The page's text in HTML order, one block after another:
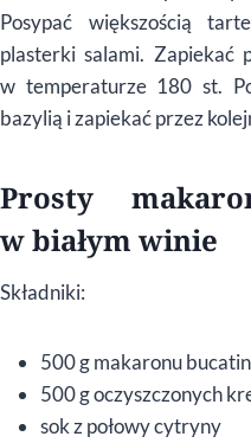
Posypać większością
plasterki salami. Zapiekać
w temperaturze 180 st.
bazylią i zapiekać przez
Prosty
w białym winie
Składniki:
500 g makaronu
500 g oczyszczonych
sok z połowy cytryny